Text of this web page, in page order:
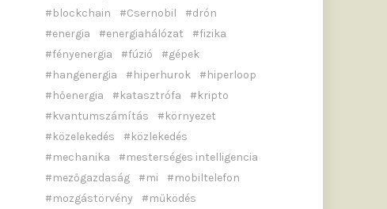
blockchain
Csernobil
drón
energia
energiahálózat
fizika
fényenergia
fúzió
gépek
hangenergia
hiperhurok
hiperloop
hőenergia
katasztrófa
kripto
kvantumszámítás
környezet
közelekedés
közlekedés
mechanika
mesterséges intelligencia
mezőgazdaság
mi
mobiltelefon
mozgástörvény
működés